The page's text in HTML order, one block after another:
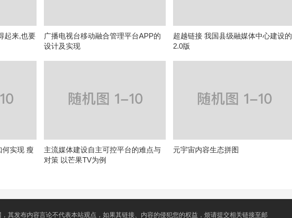
起来,也要
广播电视台移动融合管理平台APP的
设计及实现
超越链接 我国县级融媒体中心建设的
2.0版
何实现 瘦
主流媒体建设自主可控平台的难点与
对策 以芒果TV为例
元宇宙内容生态拼图
，其发布内容言论不代表本站观点，如果其链接、内容的侵犯您的权益，烦请提交相关链接至邮